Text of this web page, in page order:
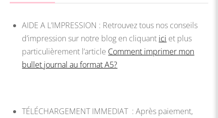
AIDE A L’IMPRESSION : Retrouvez tous nos conseils
d’impression sur notre blog en cliquant ici et plus
particulièrement l’article Comment imprimer mon
bullet journal au format A5?
TÉLÉCHARGEMENT IMMEDIAT : Après paiement,